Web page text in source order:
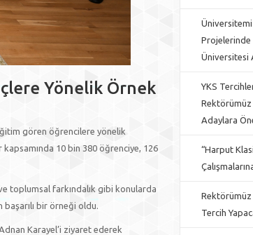
Yönelik Örnek
gören öğrencilere yönelik
10 bin 380 öğrenciye, 126
toplumsal farkındalık gibi konularda
bir örneği oldu.
Karayel’i ziyaret ederek
Projelerinde
Üniversitesi
YKS
Rektörümüz
Adaylara
“Harput
Rektörümüz
Tercih